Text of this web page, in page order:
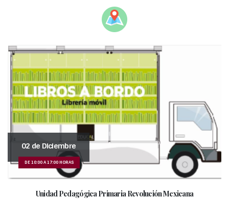
02 de Diciembre
DE 10:00 A 17:00 HORAS
Unidad Pedagógica Primaria Revolución Mexicana